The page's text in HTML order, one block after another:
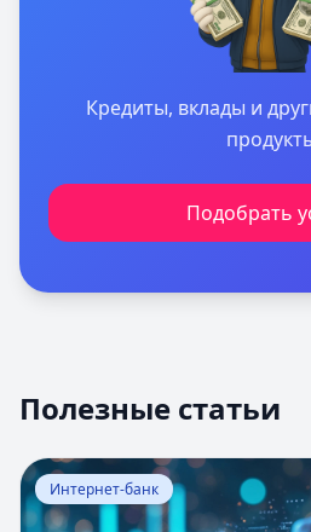
Кредиты, вклады и
Подобрать
Полезные статьи
Перейти к статье:Оценка
Интернет-банк